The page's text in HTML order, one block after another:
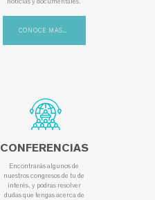
CONOCE MÁS...
CONFERENCIAS
Encontrarás algunos de
nuestros congresos de tu de
interés, y podras resolver
dudas que tengas acerca de